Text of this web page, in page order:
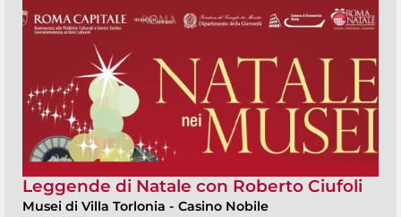
Leggende di Natale con Roberto Ciufoli
Musei di Villa Torlonia - Casino Nobile